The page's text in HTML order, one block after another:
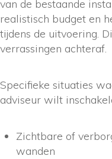
van de bestaande
realistisch budget en
tijdens de uitvoering.
verrassingen achteraf.
Specifieke situaties
adviseur wilt
Zichtbare of
wanden